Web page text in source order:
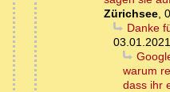
Zürichsee,
Danke
warum
dass ihr